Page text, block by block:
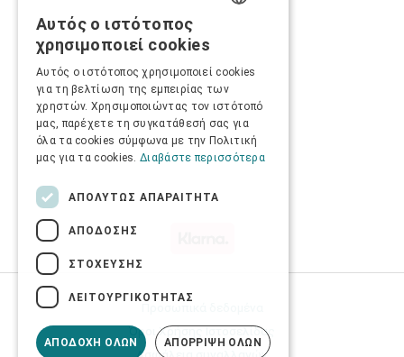
Όροι Χρήσης Ιστοσελίδας
Ασφάλεια συναλλαγών
Αυτός ο ιστότοπος
χρησιμοποιεί cookies
Αυτός ο ιστότοπος χρησιμοποιεί cookies
για τη βελτίωση της εμπειρίας των
χρηστών. Χρησιμοποιώντας τον ιστότοπό
μας, παρέχετε τη συγκατάθεσή σας για
όλα τα cookies σύμφωνα με την Πολιτική
μας για τα cookies. Διαβάστε περισσότερα
ΑΠΟΛΎΤΩΣ ΑΠΑΡΑΊΤΗΤΑ
ΑΠΌΔΟΣΗΣ
ΣΤΌΧΕΥΣΗΣ
ΛΕΙΤΟΥΡΓΙΚΌΤΗΤΑΣ
ΑΠΟΔΟΧΉ ΌΛΩΝ ΑΠΌΡΡΙΨΗ ΌΛΩΝ